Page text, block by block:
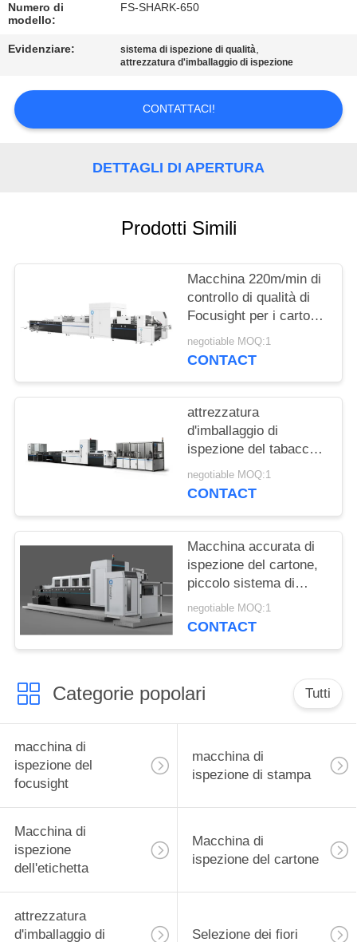
NOTIZIE
UNA
CITAZIONE
POLICY
Numero di
modello:
FS-SHARK-650
Evidenziare: sistema di ispezione di qualità,
attrezzatura d'imballaggio di ispezione
CONTATTACI!
DETTAGLI DI APERTURA
Prodotti Simili
Macchina 220m/min di
controllo di qualità di
Focusight per i cartoni
di piegatura fino ad un
massimo di 1100mm
negotiable MOQ:1
CONTACT
attrezzatura
d'imballaggio di
ispezione del tabacco
15KW con la
caratteristica pre- del
negotiable MOQ:1
CONTACT
Macchina accurata di
ispezione del cartone,
piccolo sistema di
ispezione della stampa
dei pacchetti della
negotiable MOQ:1
CONTACT
Categorie popolari Tutti
macchina di
ispezione del
focusight
macchina di
ispezione di stampa
Macchina di
ispezione
dell'etichetta
Macchina di
ispezione del cartone
attrezzatura
d'imballaggio di
Selezione dei fiori